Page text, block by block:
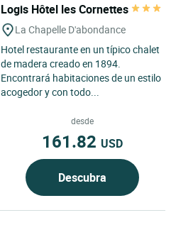
Logis Hôtel les Cornettes
La Chapelle D'abondance
Hotel restaurante en un típico chalet
de madera creado en 1894.
Encontrará habitaciones de un estilo
acogedor y con todo...
desde
161.82 USD
Descubra